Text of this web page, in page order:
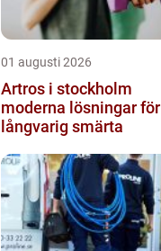
01 augusti 2026
Artros i stockholm
moderna lösningar för
långvarig smärta